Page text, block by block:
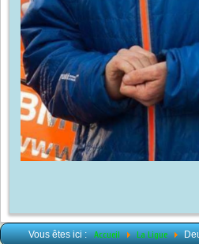
Vous êtes ici :Accueil La Ligue